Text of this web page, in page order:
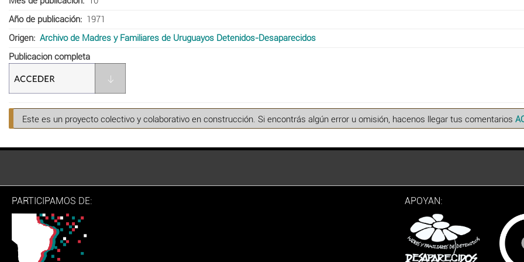
Año de publicación
1971
Origen
Archivo de Madres y Familiares de Uruguayos Detenidos-Desaparecidos
Publicacion completa
Este es un proyecto colectivo y colaborativo en construcción. Si encontrás algún error u omisión, hacenos llegar tus comentarios
PARTICIPAMOS DE: APOYAN: